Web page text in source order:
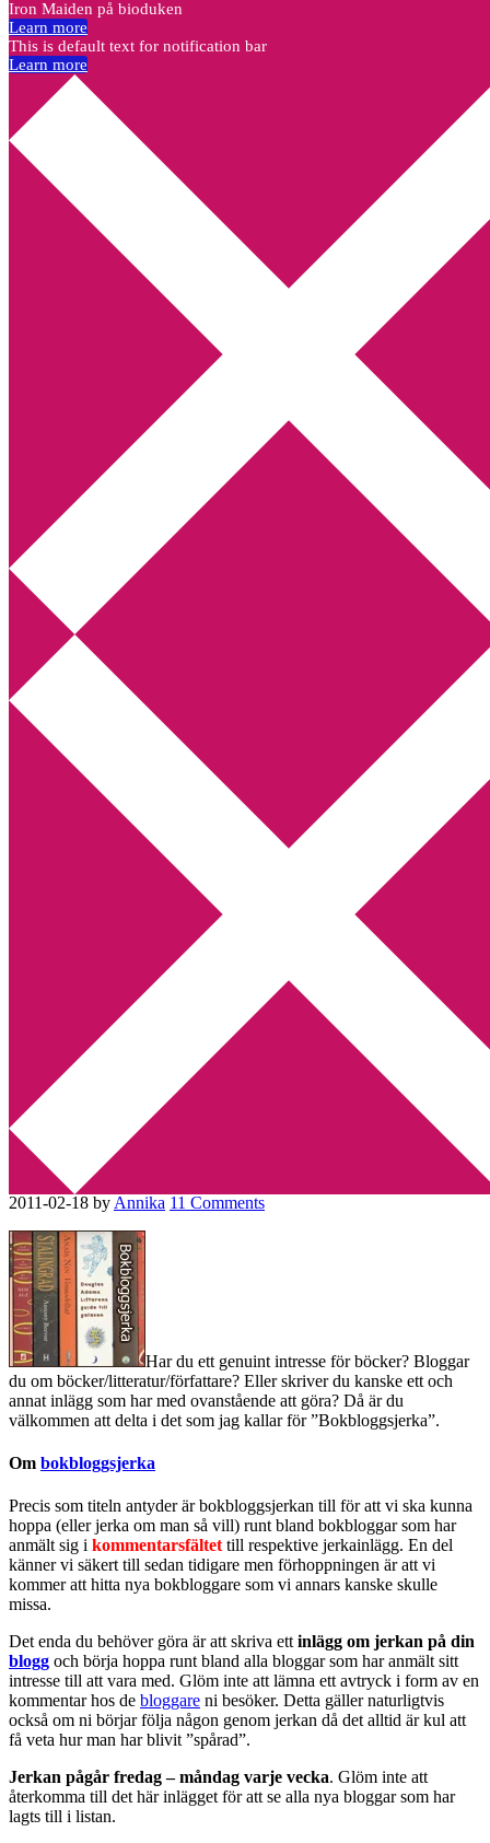
Annikas litteratur- och kulturblogg
Deckare, kriminalromaner, thrillers
Hem
Boktolva
Författarfemman
Kontakt
Webbshop Amazon
Utskriftscentralen
Min tv-blogg
You are here:Home Bokbloggsjerka
Bokbloggsjerka 18 – 21
Bokbloggsjerka 18 – 21
februari
2011-02-18 by Annika 11 Comments
Har du ett genuint intresse för böcker? Bloggar
du om böcker/litteratur/författare? Eller skriver du kanske ett och
annat inlägg som har med ovanstående att göra? Då är du
välkommen att delta i det som jag kallar för ”Bokbloggsjerka”.
Om bokbloggsjerka
Precis som titeln antyder är bokbloggsjerkan till för att vi ska kunna
hoppa (eller jerka om man så vill) runt bland bokbloggar som har
anmält sig i kommentarsfältet till respektive jerkainlägg. En del
känner vi säkert till sedan tidigare men förhoppningen är att vi
kommer att hitta nya bokbloggare som vi annars kanske skulle
missa.
Det enda du behöver göra är att skriva ettinlägg om jerkan på din
blogg och börja hoppa runt bland alla bloggar som har anmält sitt
intresse till att vara med. Glöm inte att lämna ett avtryck i form av en
kommentar hos de bloggare ni besöker. Detta gäller naturligtvis
också om ni börjar följa någon genom jerkan då det alltid är kul att
få veta hur man har blivit ”spårad”.
Jerkan pågår fredag – måndag varje vecka. Glöm inte att
återkomma till det här inlägget för att se alla nya bloggar som har
lagts till i listan.
Iron Maiden på bioduken
Learn more
This is default text for notification bar
Learn more